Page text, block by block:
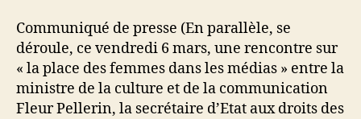
femmes
le
CSA
délibère
a
Communiqué de presse (En parallèle, se
déroule, ce vendredi 6 mars, une rencontre sur
« la place des femmes dans les médias » entre la
ministre de la culture et de la communication
Fleur Pellerin, la secrétaire d’Etat aux droits des